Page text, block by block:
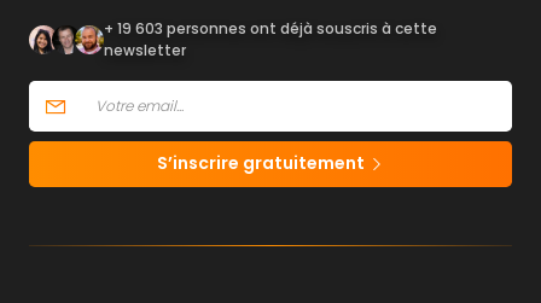
+ 19 603 personnes ont déjà souscris à cette
newsletter
S’inscrire gratuitement